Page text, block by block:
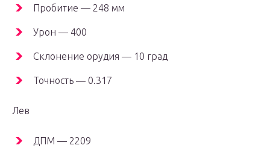
Пробитие — 248 мм
Урон — 400
Склонение орудия — 10 град
Точность — 0.317
Лев
ДПМ — 2209